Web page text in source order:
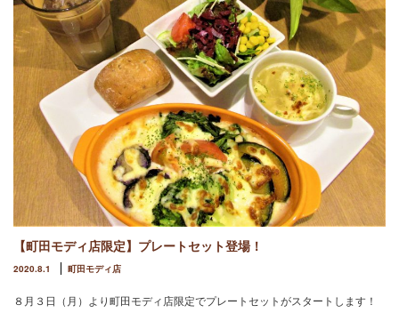
【町田モディ店限定】プレートセット登場！
2020.8.1 町田モディ店
８月３日（月）より町田モディ店限定でプレートセットがスタートします！